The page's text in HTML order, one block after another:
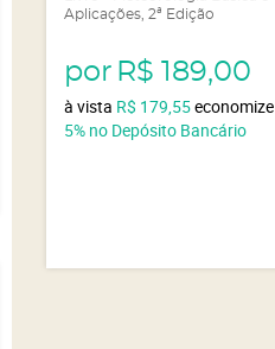
Aplicações, 2ª Edição
por R$ 189,00
à vista R$ 179,55economize
5% no Depósito Bancário